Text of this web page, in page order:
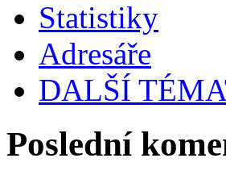
Statistiky
Adresáře
DALŠÍ
Poslední